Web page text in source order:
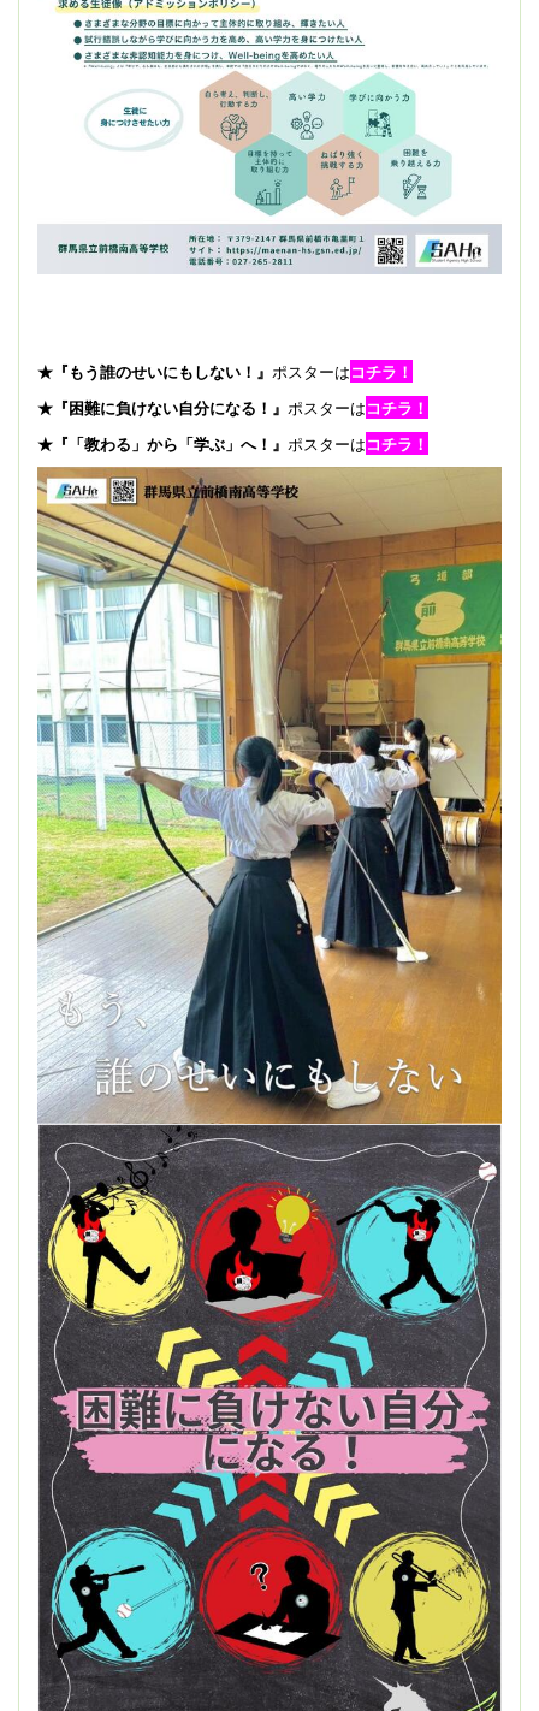
★『もう誰のせいにもしない！』 ポスターはコチラ！
★『困難に負けない自分になる！』 ポスターはコチラ！
★『「教わる」から「学ぶ」へ！』 ポスターはコチラ！